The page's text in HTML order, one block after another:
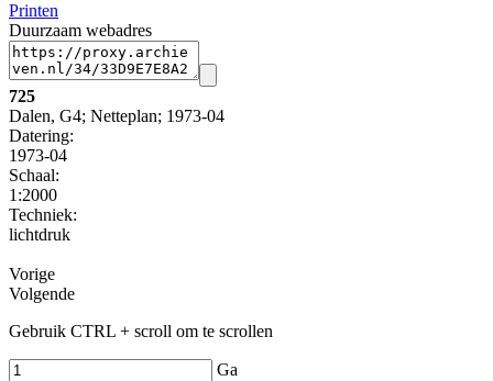
Printen
Duurzaam webadres
725
Dalen, G4; Netteplan; 1973-04
Datering:
1973-04
Schaal:
1:2000
Techniek:
lichtdruk
Vorige
Volgende
Gebruik CTRL + scroll om te scrollen
Ga